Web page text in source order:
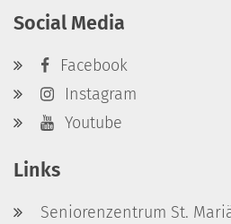
Social Media
Facebook
Instagram
Youtube
Links
Seniorenzentrum St.